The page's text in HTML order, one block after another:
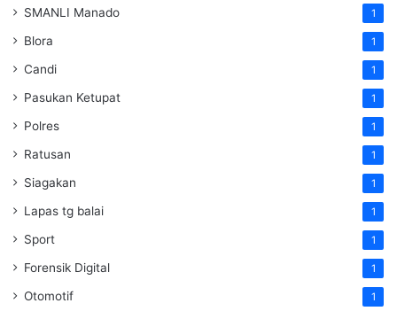
SMANLI Manado 1
Blora 1
Candi 1
Pasukan Ketupat 1
Polres 1
Ratusan 1
Siagakan 1
Lapas tg balai 1
Sport 1
Forensik Digital 1
Otomotif 1